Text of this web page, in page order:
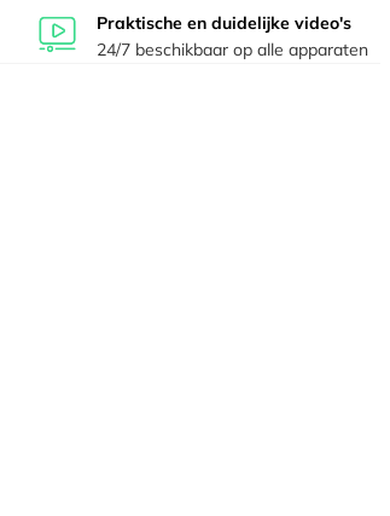
Praktische en duidelijke video's
24/7 beschikbaar op alle apparaten